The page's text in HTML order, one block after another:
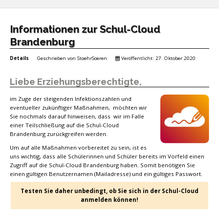
Informationen zur Schul-Cloud
Brandenburg
Details Geschrieben von StoehrSoeren Veröffentlicht: 27. Oktober 2020
Liebe Erziehungsberechtigte,
im Zuge der steigenden Infektionszahlen und
eventueller zukünftiger Maßnahmen, möchten wir
Sie nochmals darauf hinweisen, dass wir im Falle
einer Teilschließung auf die Schul-Cloud
Brandenburg zurückgreifen werden.
Um auf alle Maßnahmen vorbereitet zu sein, ist es
uns wichtig, dass alle Schülerinnen und Schüler bereits im Vorfeld einen
Zugriff auf die Schul-Cloud Brandenburg haben. Somit benötigen Sie
einen gültigen Benutzernamen (Mailadresse) und ein gültiges Passwort.
Testen Sie daher unbedingt, ob Sie sich in der Schul-Cloud
anmelden können!